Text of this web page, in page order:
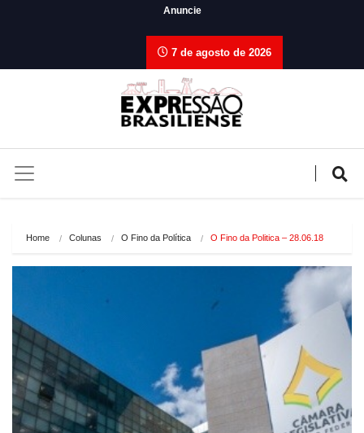
Anuncie
7 de agosto de 2026
Home Colunas O Fino da Política O Fino da Politica – 28.06.18